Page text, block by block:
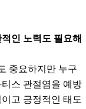
인 노력도 필요해
중요하지만 누구
스 관절염을 예방
고 긍정적인 태도